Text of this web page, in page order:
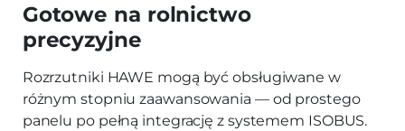
Gotowe na rolnictwo
precyzyjne
Rozrzutniki HAWE mogą być obsługiwane w
różnym stopniu zaawansowania — od prostego
panelu po pełną integrację z systemem ISOBUS.